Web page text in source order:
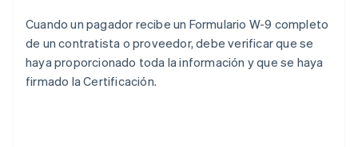
Cuando un pagador recibe un Formulario W-9 completo
de un contratista o proveedor, debe verificar que se
haya proporcionado toda la información y que se haya
firmado la Certificación.